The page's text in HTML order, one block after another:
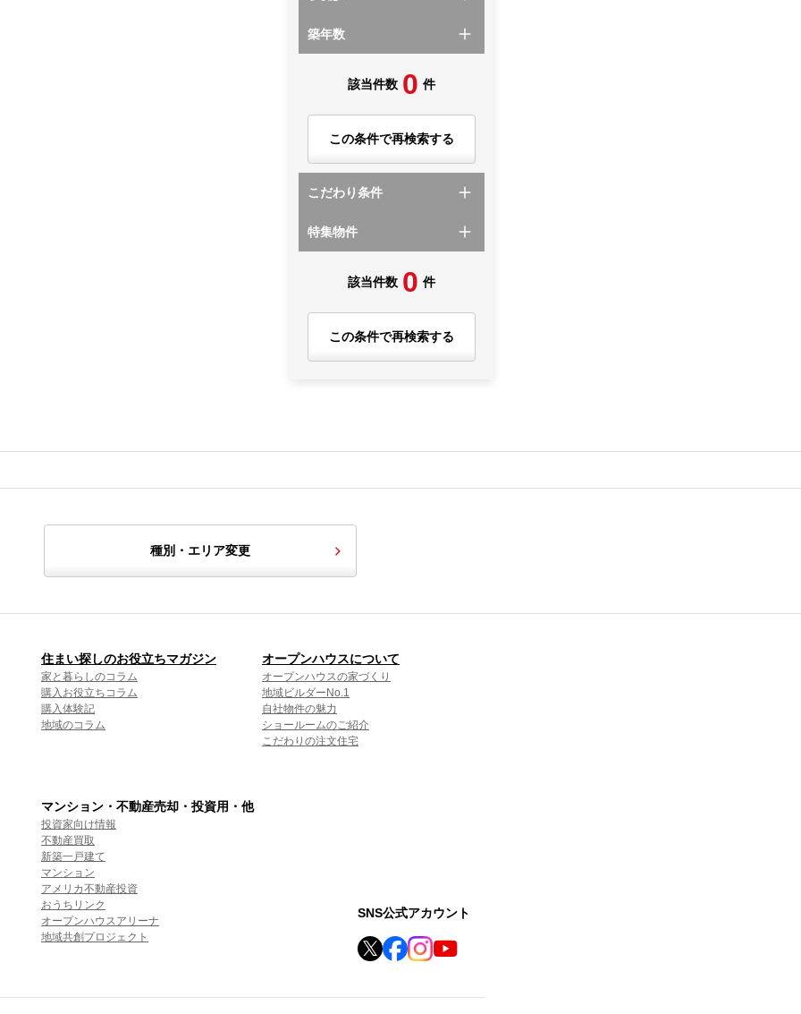
築年数
該当件数 0 件
この条件で再検索する
こだわり条件
特集物件
該当件数 0 件
この条件で再検索する
種別・エリア変更
住まい探しのお役立ちマガジン
家と暮らしのコラム
購入お役立ちコラム
購入体験記
地域のコラム
オープンハウスについて
オープンハウスの家づくり
地域ビルダーNo.1
自社物件の魅力
ショールームのご紹介
こだわりの注文住宅
マンション・不動産売却・投資用・他
投資家向け情報
不動産買取
新築一戸建て
マンション
アメリカ不動産投資
おうちリンク
オープンハウスアリーナ
地域共創プロジェクト
SNS公式アカウント